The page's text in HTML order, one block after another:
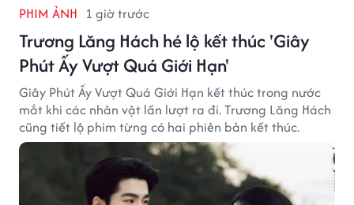
PHIM ẢNH 1 giờ trước
Trương Lăng Hách hé lộ kết thúc 'Giây
Phút Ấy Vượt Quá Giới Hạn'
Giây Phút Ấy Vượt Quá Giới Hạn kết thúc trong nước
mắt khi các nhân vật lần lượt ra đi. Trương Lăng Hách
cũng tiết lộ phim từng có hai phiên bản kết thúc.